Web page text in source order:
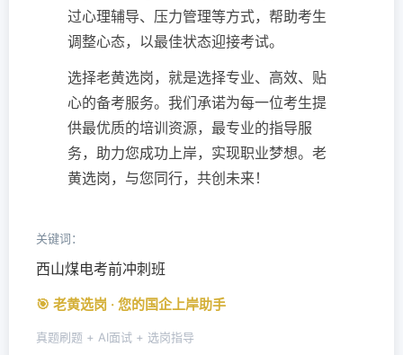
过心理辅导、压力管理等方式，帮助考生
调整心态，以最佳状态迎接考试。
选择老黄选岗，就是选择专业、高效、贴
心的备考服务。我们承诺为每一位考生提
供最优质的培训资源，最专业的指导服
务，助力您成功上岸，实现职业梦想。老
黄选岗，与您同行，共创未来！
关键词：
西山煤电考前冲刺班
🎯 老黄选岗 · 您的国企上岸助手
真题刷题 + AI面试 + 选岗指导